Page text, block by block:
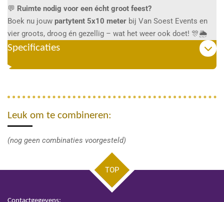
💬 Ruimte nodig voor een écht groot feest?
Boek nu jouw partytent 5x10 meter bij Van Soest Events en
vier groots, droog én gezellig – wat het weer ook doet! 🎊🌦️
Specificaties
Leuk om te combineren:
(nog geen combinaties voorgesteld)
TOP